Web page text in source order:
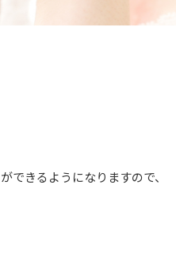
きるようになりますので、